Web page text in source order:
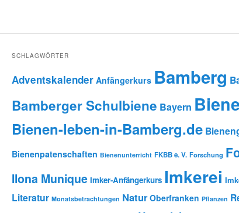
SCHLAGWÖRTER
Adventskalender Anfängerkurs Bamberg
Bamberger Schulbiene Bayern
Bienen-leben-in-Bamberg.de
Bienenpatenschaften Bienenunterricht FKBB e. V. Forschung
Ilona Munique Imker-Anfängerkurs Imkerei
Literatur Monatsbetrachtungen Natur Oberfranken Pflanzen